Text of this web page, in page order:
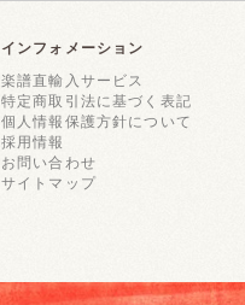
インフォメーション
楽譜直輸入サービス
特定商取引法に基づく表記
個人情報保護方針について
採用情報
お問い合わせ
サイトマップ